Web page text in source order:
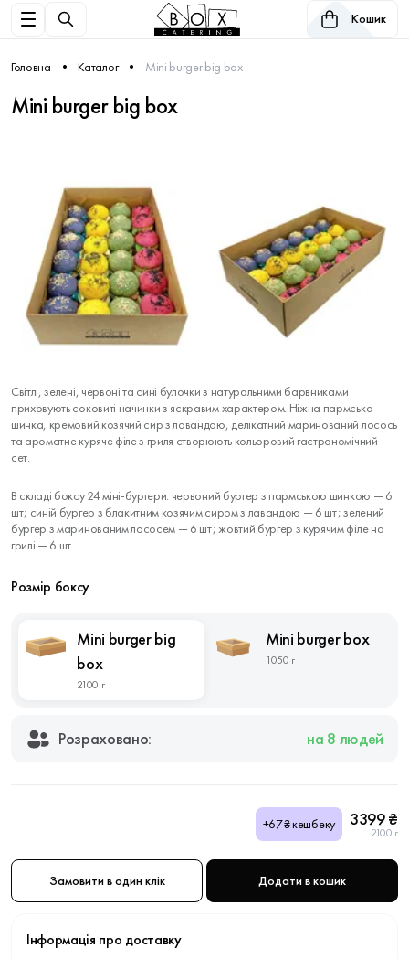
Кошик
Головна Каталог Mini burger big box
Mini burger big box
Світлі, зелені, червоні та сині булочки з натуральними барвниками
приховують соковиті начинки з яскравим характером. Ніжна пармська
шинка, кремовий козячий сир з лавандою, делікатний маринований лосось
та ароматне куряче філе з гриля створюють кольоровий гастрономічний
сет.
В складі боксу 24 міні-бургери: червоний бургер з пармською шинкою — 6
шт; синій бургер з блакитним козячим сиром з лавандою — 6 шт; зелений
бургер з маринованим лососем — 6 шт; жовтий бургер з курячим філе на
грилі — 6 шт.
Розмір боксу
Mini burger big
box
2100 г
Mini burger box
1050 г
Розраховано: на 8 людей
+67₴ кешбеку 3399 ₴
2100 г
Замовити в один клік Додати в кошик
Інформація про доставку